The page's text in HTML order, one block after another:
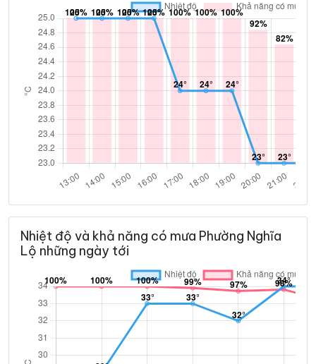
Nhiệt độ và khả năng có mưa Phường Nghĩa
Lộ những ngày tới